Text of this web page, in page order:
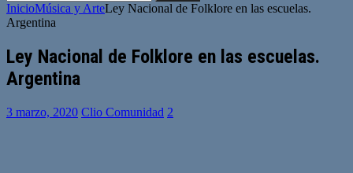
InicioMúsica y ArteLey Nacional de Folklore en las escuelas.
Argentina
Ley Nacional de Folklore en las escuelas.
Argentina
3 marzo, 2020 Clio Comunidad 2